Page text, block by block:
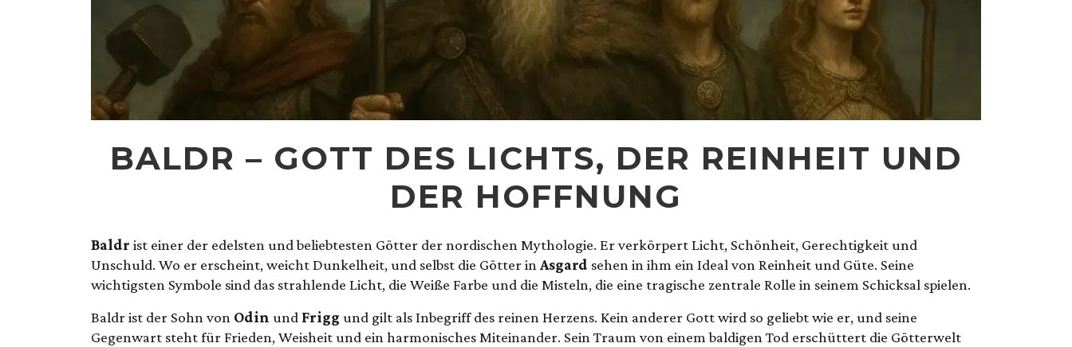
BALDR – GOTT DES LICHTS, DER REINHEIT UND
DER HOFFNUNG
Baldr ist einer der edelsten und beliebtesten Götter der nordischen Mythologie. Er verkörpert Licht, Schönheit, Gerechtigkeit und
Unschuld. Wo er erscheint, weicht Dunkelheit, und selbst die Götter in Asgard sehen in ihm ein Ideal von Reinheit und Güte. Seine
wichtigsten Symbole sind das strahlende Licht, die Weiße Farbe und die Misteln, die eine tragische zentrale Rolle in seinem Schicksal spielen.
Baldr ist der Sohn von Odin und Frigg und gilt als Inbegriff des reinen Herzens. Kein anderer Gott wird so geliebt wie er, und seine
Gegenwart steht für Frieden, Weisheit und ein harmonisches Miteinander. Sein Traum von einem baldigen Tod erschüttert die Götterwelt